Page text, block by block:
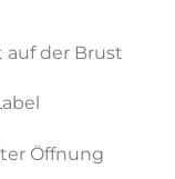
auf der Brust
Öffnung